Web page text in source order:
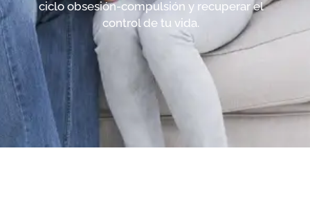
ciclo obsesión-compulsión y recuperar el
control de tu vida.